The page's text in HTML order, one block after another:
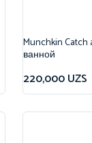
Munchkin Catch
ванной
220,000UZS